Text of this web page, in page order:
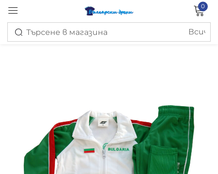
0
Вход
Запомни ме Изгубена парола?
ВХОД